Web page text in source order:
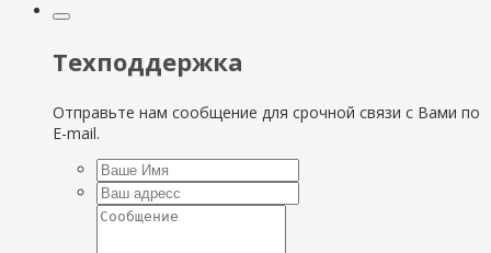
Техподдержка
Отправьте нам сообщение для срочной связи с Вами по
E-mail.